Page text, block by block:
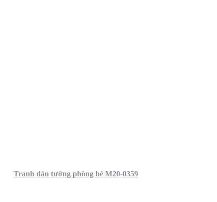
Tranh dán tường phòng bé M20-0359